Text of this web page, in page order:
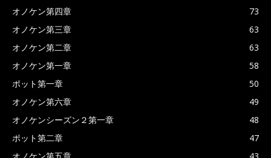
オノケン第四章
73
オノケン第三章
63
オノケン第二章
63
オノケン第一章
58
ポット第一章
50
オノケン第六章
49
オノケンシーズン２第一章
48
ポット第二章
47